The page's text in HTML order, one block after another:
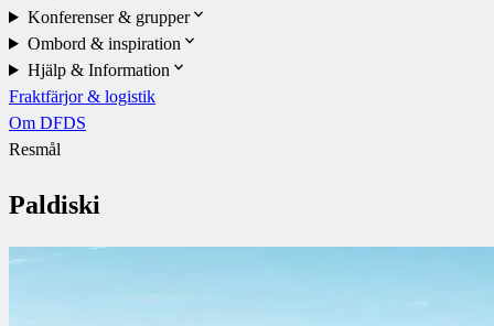
Konferenser & grupper
Ombord & inspiration
Hjälp & Information
Fraktfärjor & logistik
Om DFDS
Resmål
Paldiski